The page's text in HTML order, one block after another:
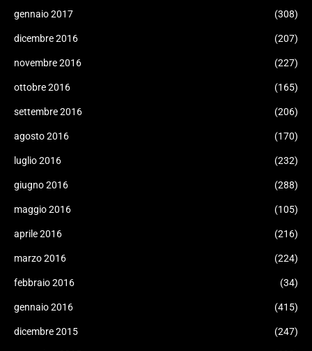
gennaio 2017 (308)
dicembre 2016 (207)
novembre 2016 (227)
ottobre 2016 (165)
settembre 2016 (206)
agosto 2016 (170)
luglio 2016 (232)
giugno 2016 (288)
maggio 2016 (105)
aprile 2016 (216)
marzo 2016 (224)
febbraio 2016 (34)
gennaio 2016 (415)
dicembre 2015 (247)